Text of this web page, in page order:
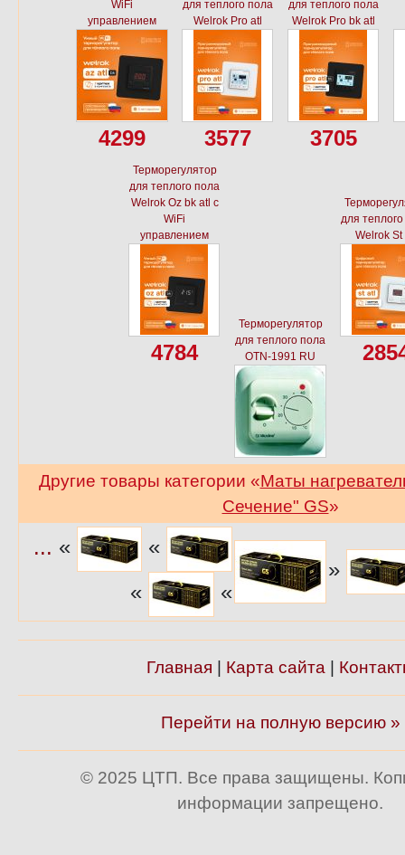
WiFi
управлением
4299
для теплого пола
Welrok Pro atl
3577
для теплого пола
Welrok Pro bk atl
3705
Терморегулятор
для теплого пола
Welrok Oz bk atl с
WiFi
управлением
4784
Терморегулятор
для теплого пола
OTN-1991 RU
для
Welrok St
Другие товары категории «Маты
Сечение" GS»
... «
«
«
«
»
Главная Карта сайта
Перейти на полную версию »
© 2025 ЦТП. Все права защищены.
информации запрещено.